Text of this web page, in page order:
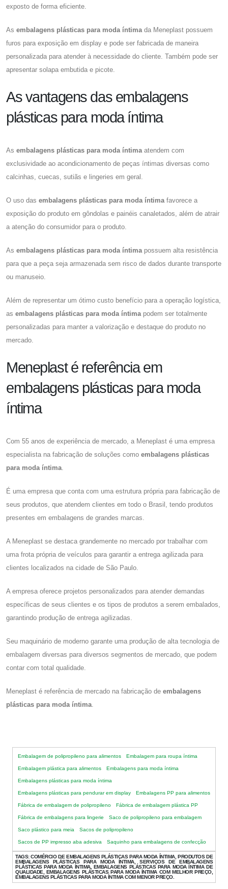
exposto de forma eficiente.
As embalagens plásticas para moda íntimada Meneplast possuem
furos para exposição em display e pode ser fabricada de maneira
personalizada para atender à necessidade do cliente. Também pode ser
apresentar solapa embutida e picote.
As vantagens das embalagens
plásticas para moda íntima
As embalagens plásticas para moda íntimaatendem com
exclusividade ao acondicionamento de peças íntimas diversas como
calcinhas, cuecas, sutiãs e lingeries em geral.
O uso das embalagens plásticas para moda íntimafavorece a
exposição do produto em gôndolas e painéis canaletados, além de atrair
a atenção do consumidor para o produto.
As embalagens plásticas para moda íntimapossuem alta resistência
para que a peça seja armazenada sem risco de dados durante transporte
ou manuseio.
Além de representar um ótimo custo benefício para a operação logística,
as embalagens plásticas para moda íntimapodem ser totalmente
personalizadas para manter a valorização e destaque do produto no
mercado.
Meneplast é referência em
embalagens plásticas para moda
íntima
Com 55 anos de experiência de mercado, a Meneplast é uma empresa
especialista na fabricação de soluções como embalagens plásticas
para moda íntima.
É uma empresa que conta com uma estrutura própria para fabricação de
seus produtos, que atendem clientes em todo o Brasil, tendo produtos
presentes em embalagens de grandes marcas.
A Meneplast se destaca grandemente no mercado por trabalhar com
uma frota própria de veículos para garantir a entrega agilizada para
clientes localizados na cidade de São Paulo.
A empresa oferece projetos personalizados para atender demandas
específicas de seus clientes e os tipos de produtos a serem embalados,
garantindo produção de entrega agilizadas.
Seu maquinário de moderno garante uma produção de alta tecnologia de
embalagem diversas para diversos segmentos de mercado, que podem
contar com total qualidade.
Meneplast é referência de mercado na fabricação de embalagens
plásticas para moda íntima.
Embalagem de polipropileno para alimentos Embalagem para roupa íntima
Embalagem plástica para alimentos Embalagens para moda íntima
Embalagens plásticas para moda íntima
Embalagens plásticas para pendurar em display Embalagens PP para alimentos
Fábrica de embalagem de polipropileno Fábrica de embalagem plástica PP
Fábrica de embalagens para lingerie Saco de polipropileno para embalagem
Saco plástico para meia Sacos de polipropileno
Sacos de PP impresso aba adesiva Saquinho para embalagens de confecção
TAGS:COMÉRCIO DE EMBALAGENS PLÁSTICAS PARA MODA ÍNTIMA, PRODUTOS DE
EMBALAGENS PLÁSTICAS PARA MODA ÍNTIMA, SERVIÇOS DE EMBALAGENS
PLÁSTICAS PARA MODA ÍNTIMA, EMBALAGENS PLÁSTICAS PARA MODA ÍNTIMA DE
QUALIDADE, EMBALAGENS PLÁSTICAS PARA MODA ÍNTIMA COM MELHOR PREÇO,
EMBALAGENS PLÁSTICAS PARA MODA ÍNTIMA COM MENOR PREÇO.